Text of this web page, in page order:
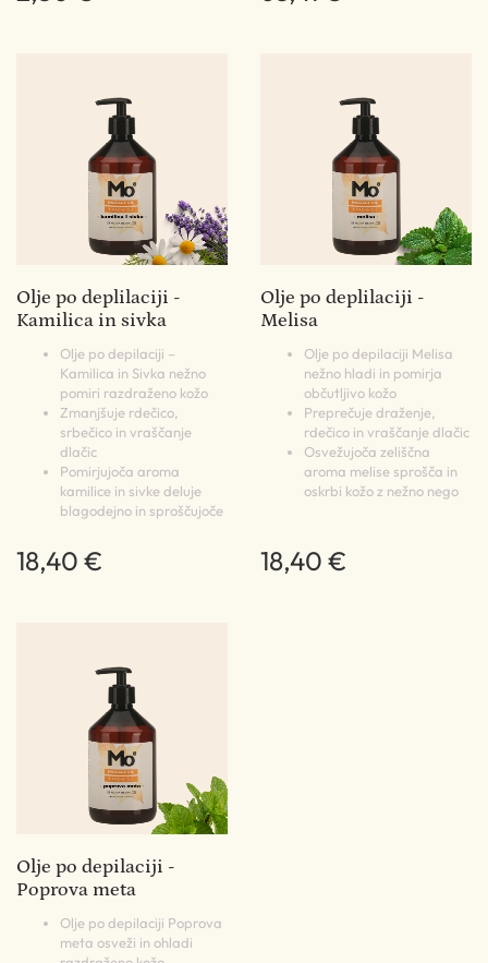
Olje po deplilaciji -
Kamilica in sivka
Olje po depilaciji –
Kamilica in Sivka nežno
pomiri razdraženo kožo
Zmanjšuje rdečico,
srbečico in vraščanje
dlačic
Pomirjujoča aroma
kamilice in sivke deluje
blagodejno in sproščujoče
18,40 €
Olje po deplilaciji -
Melisa
Olje po depilaciji Melisa
nežno hladi in pomirja
občutljivo kožo
Preprečuje draženje,
rdečico in vraščanje dlačic
Osvežujoča zeliščna
aroma melise sprošča in
oskrbi kožo z nežno nego
18,40 €
Olje po depilaciji -
Poprova meta
Olje po depilaciji Poprova
meta osveži in ohladi